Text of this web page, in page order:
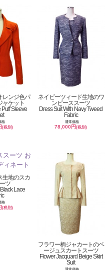
レンジ色パ
ャケット
Sleeve
格
(税別)
ネイビーツィード生地のワ
ンピーススーツ
Dress Suit With Navy Tweed
Fabric
通常価格
78,000円(税別)
生地のスカ
ツ
Lace
格
(税別)
フラワー柄ジャカートのベ
ージュスカートスーツ
Flower Jacquard Beige Skirt
Suit
通常価格